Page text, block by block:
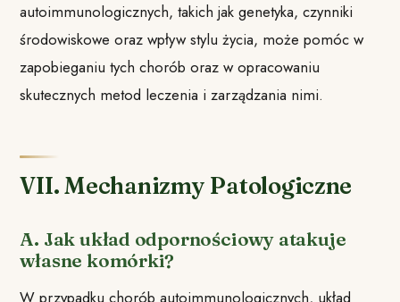
autoimmunologicznych, takich jak genetyka, czynniki
środowiskowe oraz wpływ stylu życia, może pomóc w
zapobieganiu tych chorób oraz w opracowaniu
skutecznych metod leczenia i zarządzania nimi.
VII. Mechanizmy Patologiczne
A. Jak układ odpornościowy atakuje
własne komórki?
W przypadku chorób autoimmunologicznych, układ